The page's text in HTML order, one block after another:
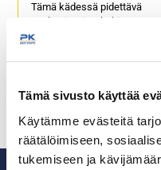
Tämä sivusto käyttää
Käytämme evästeitä
räätälöimiseen,
tukemiseen ja
Tämä kädessä pidettävä
suolamittari on kehitetty
mittaamaan ruoan
ja sen lämpötilan.